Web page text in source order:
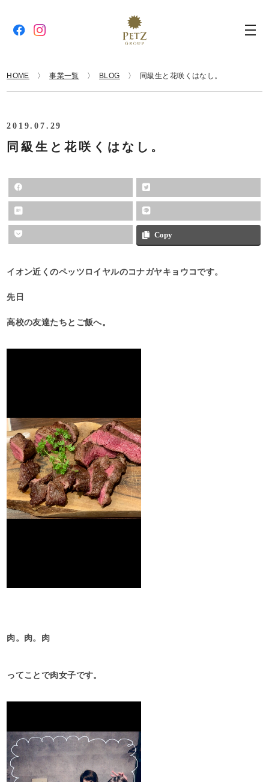
HOME 事業一覧 BLOG 同級生と花咲くはなし。
2019.07.29
同級生と花咲くはなし。
Copy
イオン近くのペッツロイヤルのコナガヤキョウコです。
先日
高校の友達たちとご飯へ。
肉。肉。肉
ってことで肉女子です。